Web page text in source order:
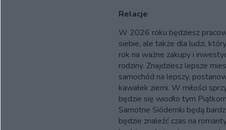
Relacje
W 2026 roku będziesz
siebie, ale także dla ludzi,
rok na ważne zakupy i
rodziny. Znajdziesz lepsze
samochód na lepszy,
kawałek ziemi. W miłości
będzie się wiodło tym
Samotne Siódemki będą
będzie znaleźć czas na